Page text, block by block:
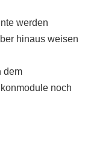
werden
hinaus weisen
dem
noch